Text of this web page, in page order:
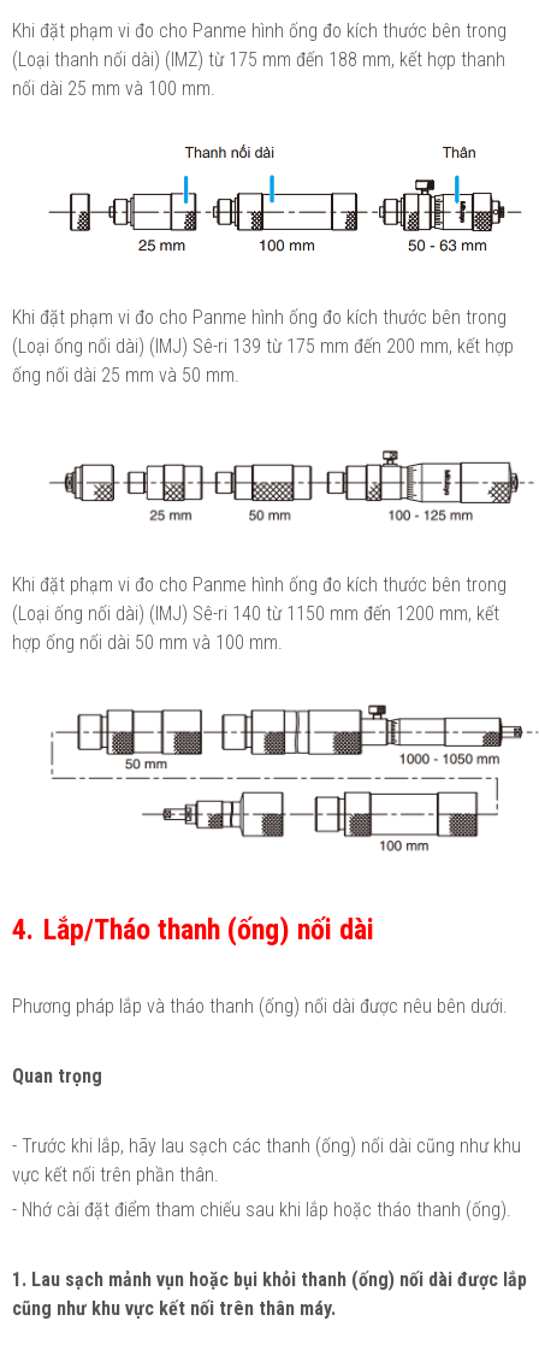
Khi đặt phạm vi đo cho Panme hình ống đo kích thước bên trong
(Loại thanh nối dài) (IMZ) từ 175 mm đến 188 mm, kết hợp thanh
nối dài 25 mm và 100 mm.
Khi đặt phạm vi đo cho Panme hình ống đo kích thước bên trong
(Loại ống nối dài) (IMJ) Sê-ri 139 từ 175 mm đến 200 mm, kết hợp
ống nối dài 25 mm và 50 mm.
Khi đặt phạm vi đo cho Panme hình ống đo kích thước bên trong
(Loại ống nối dài) (IMJ) Sê-ri 140 từ 1150 mm đến 1200 mm, kết
hợp ống nối dài 50 mm và 100 mm.
4. Lắp/Tháo thanh (ống) nối dài
Phương pháp lắp và tháo thanh (ống) nối dài được nêu bên dưới.
Quan trọng
- Trước khi lắp, hãy lau sạch các thanh (ống) nối dài cũng như khu
vực kết nối trên phần thân.
- Nhớ cài đặt điểm tham chiếu sau khi lắp hoặc tháo thanh (ống).
1. Lau sạch mảnh vụn hoặc bụi khỏi thanh (ống) nối dài được lắp
cũng như khu vực kết nối trên thân máy.